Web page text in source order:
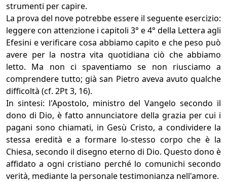
strumenti per capire.
La prova del nove potrebbe essere il seguente esercizio:
leggere con attenzione i capitoli 3° e 4° della Lettera agli
Efesini e verificare cosa abbiamo capito e che peso può
avere per la nostra vita quotidiana ciò che abbiamo
letto. Ma non ci spaventiamo se non riusciamo a
comprendere tutto; già san Pietro aveva avuto qualche
difficoltà (cf. 2Pt 3, 16).
In sintesi: l'Apostolo, ministro del Vangelo secondo il
dono di Dio, è fatto annunciatore della grazia per cui i
pagani sono chiamati, in Gesù Cristo, a condividere la
stessa eredità e a formare lo-stesso corpo che è la
Chiesa, secondo il disegno eterno di Dio. Questo dono è
affidato a ogni cristiano perché lo comunichi secondo
verità, mediante la personale testimonianza nell'amore.